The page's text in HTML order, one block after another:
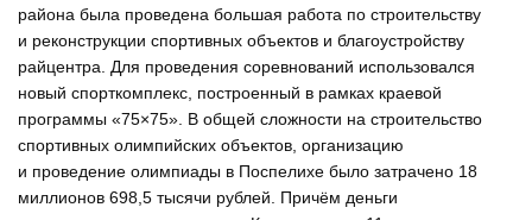
района была проведена большая работа по строительству
и реконструкции спортивных объектов и благоустройству
райцентра. Для проведения соревнований использовался
новый спорткомплекс, построенный в рамках краевой
программы «75×75». В общей сложности на строительство
спортивных олимпийских объектов, организацию
и проведение олимпиады в Поспелихе было затрачено 18
миллионов 698,5 тысячи рублей. Причём деньги